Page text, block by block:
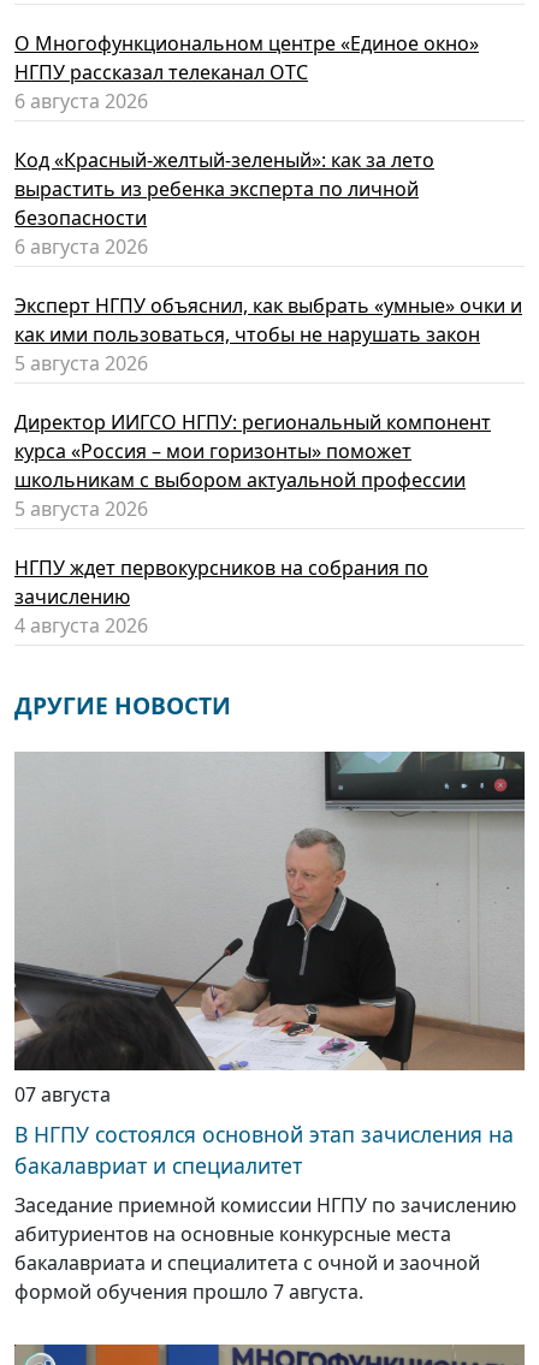
О Многофункциональном центре «Единое окно»
НГПУ рассказал телеканал ОТС
6 августа 2026
Код «Красный-желтый-зеленый»: как за лето
вырастить из ребенка эксперта по личной
безопасности
6 августа 2026
Эксперт НГПУ объяснил, как выбрать «умные» очки и
как ими пользоваться, чтобы не нарушать закон
5 августа 2026
Директор ИИГСО НГПУ: региональный компонент
курса «Россия – мои горизонты» поможет
школьникам с выбором актуальной профессии
5 августа 2026
НГПУ ждет первокурсников на собрания по
зачислению
4 августа 2026
ДРУГИЕ НОВОСТИ
07 августа
В НГПУ состоялся основной этап зачисления на
бакалавриат и специалитет
Заседание приемной комиссии НГПУ по зачислению
абитуриентов на основные конкурсные места
бакалавриата и специалитета с очной и заочной
формой обучения прошло 7 августа.